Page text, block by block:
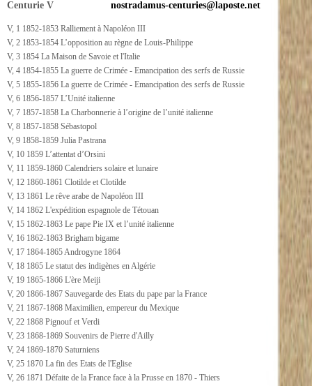
Centurie V
V, 1 1852-1853 Ralliement à Napoléon III
V, 2 1853-1854 L’opposition au règne de Louis-Philippe
V, 3 1854 La Maison de Savoie et l'Italie
V, 4 1854-1855 La guerre de Crimée - Emancipation des serfs de Russie
V, 5 1855-1856 La guerre de Crimée - Emancipation des serfs de Russie
V, 6 1856-1857 L’Unité italienne
V, 7 1857-1858 La Charbonnerie à l’origine de l’unité italienne
V, 8 1857-1858 Sébastopol
V, 9 1858-1859 Julia Pastrana
V, 10 1859 L’attentat d’Orsini
V, 11 1859-1860 Calendriers solaire et lunaire
V, 12 1860-1861 Clotilde et Clotilde
V, 13 1861 Le rêve arabe de Napoléon III
V, 14 1862 L'expédition espagnole de Tétouan
V, 15 1862-1863 Le pape Pie IX et l’unité italienne
V, 16 1862-1863 Brigham bigame
V, 17 1864-1865 Androgyne 1864
V, 18 1865 Le statut des indigènes en Algérie
V, 19 1865-1866 L'ère Meiji
V, 20 1866-1867 Sauvegarde des Etats du pape par la France
V, 21 1867-1868 Maximilien, empereur du Mexique
V, 22 1868 Pignouf et Verdi
V, 23 1868-1869 Souvenirs de Pierre d'Ailly
V, 24 1869-1870 Saturniens
V, 25 1870 La fin des Etats de l'Eglise
V, 26 1871 Défaite de la France face à la Prusse en 1870 - Thiers
nostradamus-centuries@laposte.net